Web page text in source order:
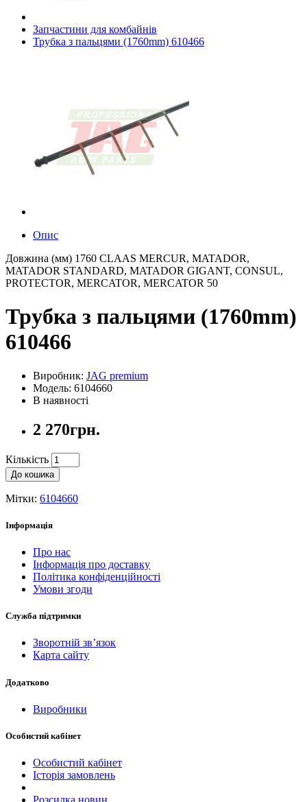
Запчастини для комбайнів
Трубка з пальцями (1760mm) 610466
Опис
Довжина (мм) 1760 CLAAS MERCUR, MATADOR,
MATADOR STANDARD, MATADOR GIGANT, CONSUL,
PROTECTOR, MERCATOR, MERCATOR 50
Трубка з пальцями (1760mm)
610466
Виробник: JAG premium
Модель: 6104660
В наявності
2 270грн.
Кількість
До кошика
Мітки: 6104660
Інформація
Про нас
Інформація про доставку
Політика конфіденційності
Умови згоди
Служба підтримки
Зворотній зв’язок
Карта сайту
Додатково
Виробники
Особистий кабінет
Особистий кабінет
Історія замовлень
Розсилка новин